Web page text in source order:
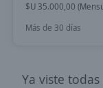
$U 35.000,00
Más de 30 días
Ya viste